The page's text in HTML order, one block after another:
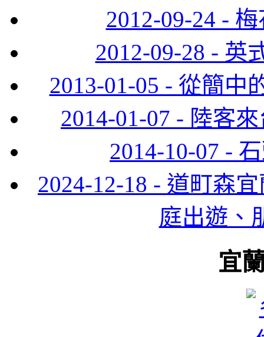
2012-09-24 -
2012-09-28 - 英
2013-01-05 - 從簡中
2014-01-07 - 陸客
2014-10-07 -
2024-12-18 - 道町森
庭出遊、
宜